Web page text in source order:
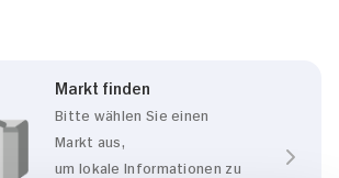
Markt finden
Bitte wählen Sie einen
Markt aus,
um lokale Informationen zu